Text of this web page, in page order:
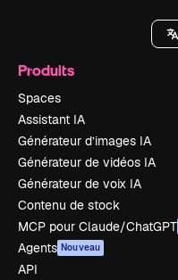
Produits
Spaces
Assistant IA
Générateur d’images IA
Générateur de vidéos IA
Générateur de voix IA
Contenu de stock
MCP pour Claude/ChatGPT
Agents Nouveau
API